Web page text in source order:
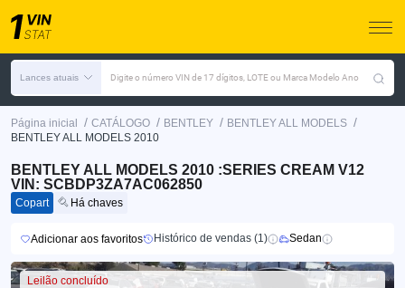
Lances atuais Digite o número VIN de 17 dígitos, LOTE ou Marca Modelo Ano
Página inicial / CATÁLOGO / BENTLEY / BENTLEY ALL MODELS /
BENTLEY ALL MODELS 2010
BENTLEY ALL MODELS 2010 :SERIES CREAM V12
VIN: SCBDP3ZA7AC062850
Copart Há chaves
Adicionar aos favoritos Histórico de vendas (1) Sedan
Leilão concluído